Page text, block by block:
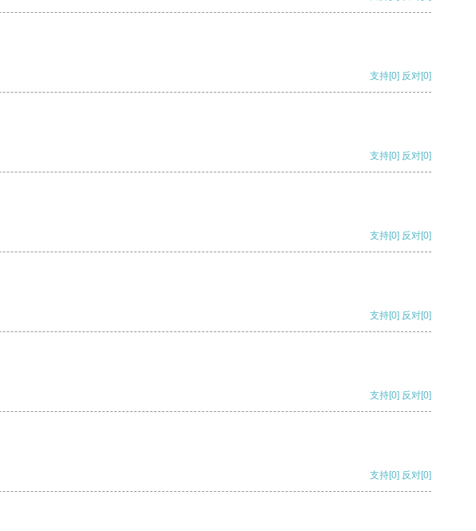
支持[0] 反对[0]
支持[0] 反对[0]
支持[0] 反对[0]
支持[0] 反对[0]
支持[0] 反对[0]
支持[0] 反对[0]